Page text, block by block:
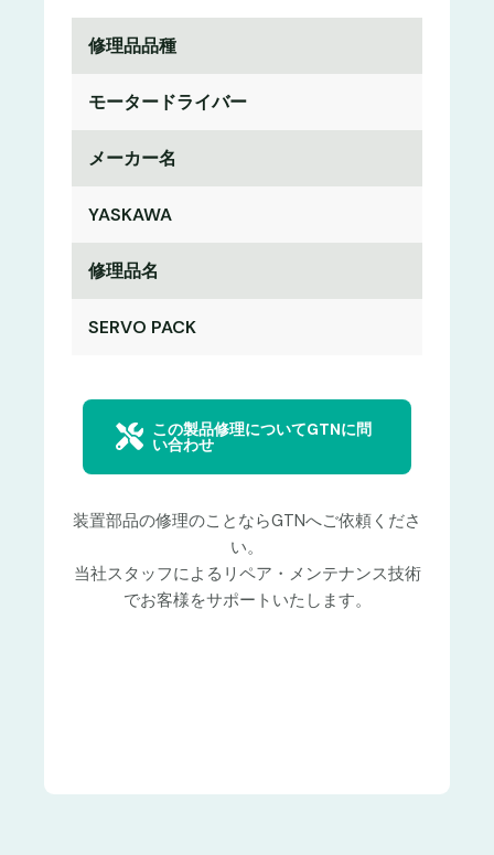
修理品品種
モータードライバー
メーカー名
YASKAWA
修理品名
SERVO PACK
この製品修理についてGTNに問
い合わせ
装置部品の修理のことならGTNへご依頼くださ
い。
当社スタッフによるリペア・メンテナンス技術
でお客様をサポートいたします。